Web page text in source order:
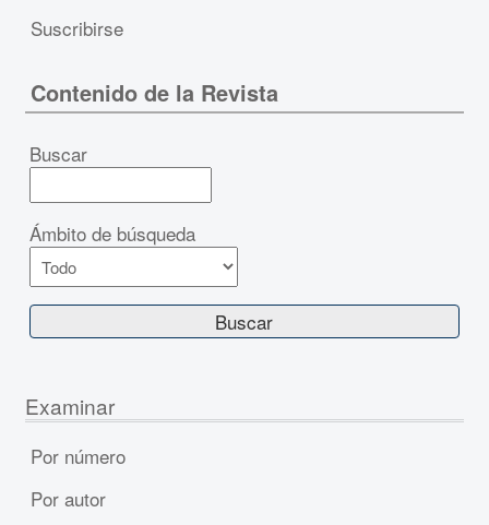
Suscribirse
Contenido de la Revista
Buscar
Ámbito de búsqueda
Examinar
Por número
Por autor